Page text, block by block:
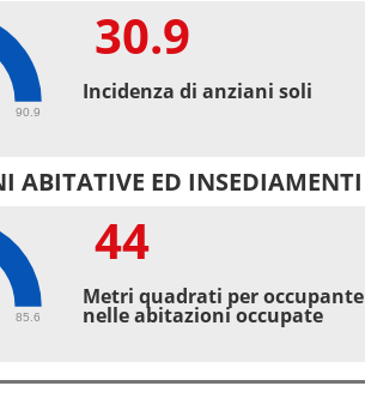
90.9
30.9
Incidenza di anziani soli
ABITATIVE ED INSEDIAMENTI
85.6
44
Metri quadrati per occupante
nelle abitazioni occupate